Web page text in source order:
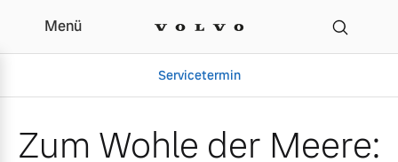
Zum Wohle der Meere:
Menü
Servicetermin
Zum Wohle der Meere: